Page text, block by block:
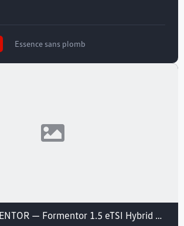
Essence sans plomb
CUPRA FORMENTOR — Formentor 1.5 eTSI Hybrid 150 ch DSG7